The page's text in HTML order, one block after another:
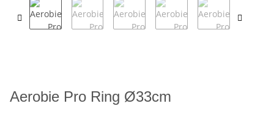
Aerobie Pro Ring Ø33cm